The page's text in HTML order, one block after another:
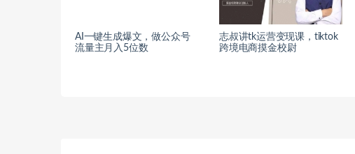
AI一键生成爆文，做公众号
流量主月入5位数
志叔讲tk运营变现课，tiktok
跨境电商摸金校尉